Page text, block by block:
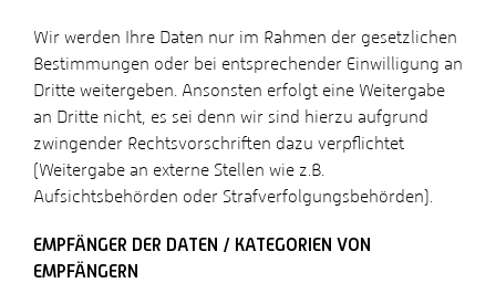
Wir werden Ihre Daten nur im Rahmen der gesetzlichen
Bestimmungen oder bei entsprechender Einwilligung an
Dritte weitergeben. Ansonsten erfolgt eine Weitergabe
an Dritte nicht, es sei denn wir sind hierzu aufgrund
zwingender Rechtsvorschriften dazu verpflichtet
(Weitergabe an externe Stellen wie z.B.
Aufsichtsbehörden oder Strafverfolgungsbehörden).
EMPFÄNGER DER DATEN / KATEGORIEN VON
EMPFÄNGERN